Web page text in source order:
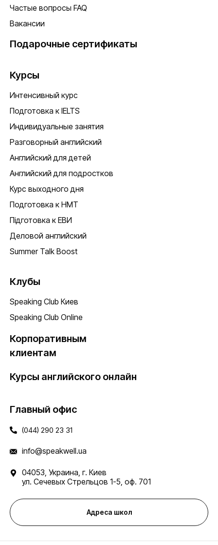
Частые вопросы FAQ
Вакансии
Подарочные сертификаты
Курсы
Интенсивный курс
Подготовка к IELTS
Индивидуальные занятия
Разговорный английский
Английский для детей
Английский для подростков
Курс выходного дня
Подготовка к НМТ
Підготовка к ЕВИ
Деловой английский
Summer Talk Boost
Клубы
Speaking Club Киев
Speaking Club Online
Корпоративным
клиентам
Курсы английского онлайн
Главный офис
(044) 290 23 31
info@speakwell.ua
04053, Украина, г. Киев
ул. Сечевых Стрельцов 1-5, оф. 701
Адреса школ